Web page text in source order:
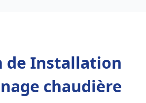
de Installation
chaudière